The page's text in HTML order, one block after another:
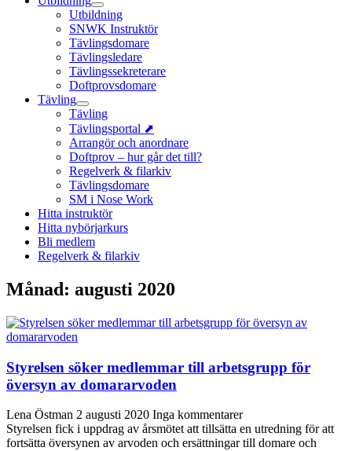
Utbildning
SNWK Instruktör
Tävlingsdomare
Tävlingsledare
Tävlingssekreterare
Doftprovsdomare
Tävling
Tävling
Tävlingsportal ⬈
Arrangör och anordnare
Doftprov – hur går det till?
Regelverk & filarkiv
Tävlingsdomare
SM i Nose Work
Hitta instruktör
Hitta nybörjarkurs
Bli medlem
Regelverk & filarkiv
Månad: augusti 2020
Styrelsen söker medlemmar till arbetsgrupp för
översyn av domararvoden
Lena Östman 2 augusti 2020 Inga kommentarer
Styrelsen fick i uppdrag av årsmötet att tillsätta en utredning för att
fortsätta översynen av arvoden och ersättningar till domare och